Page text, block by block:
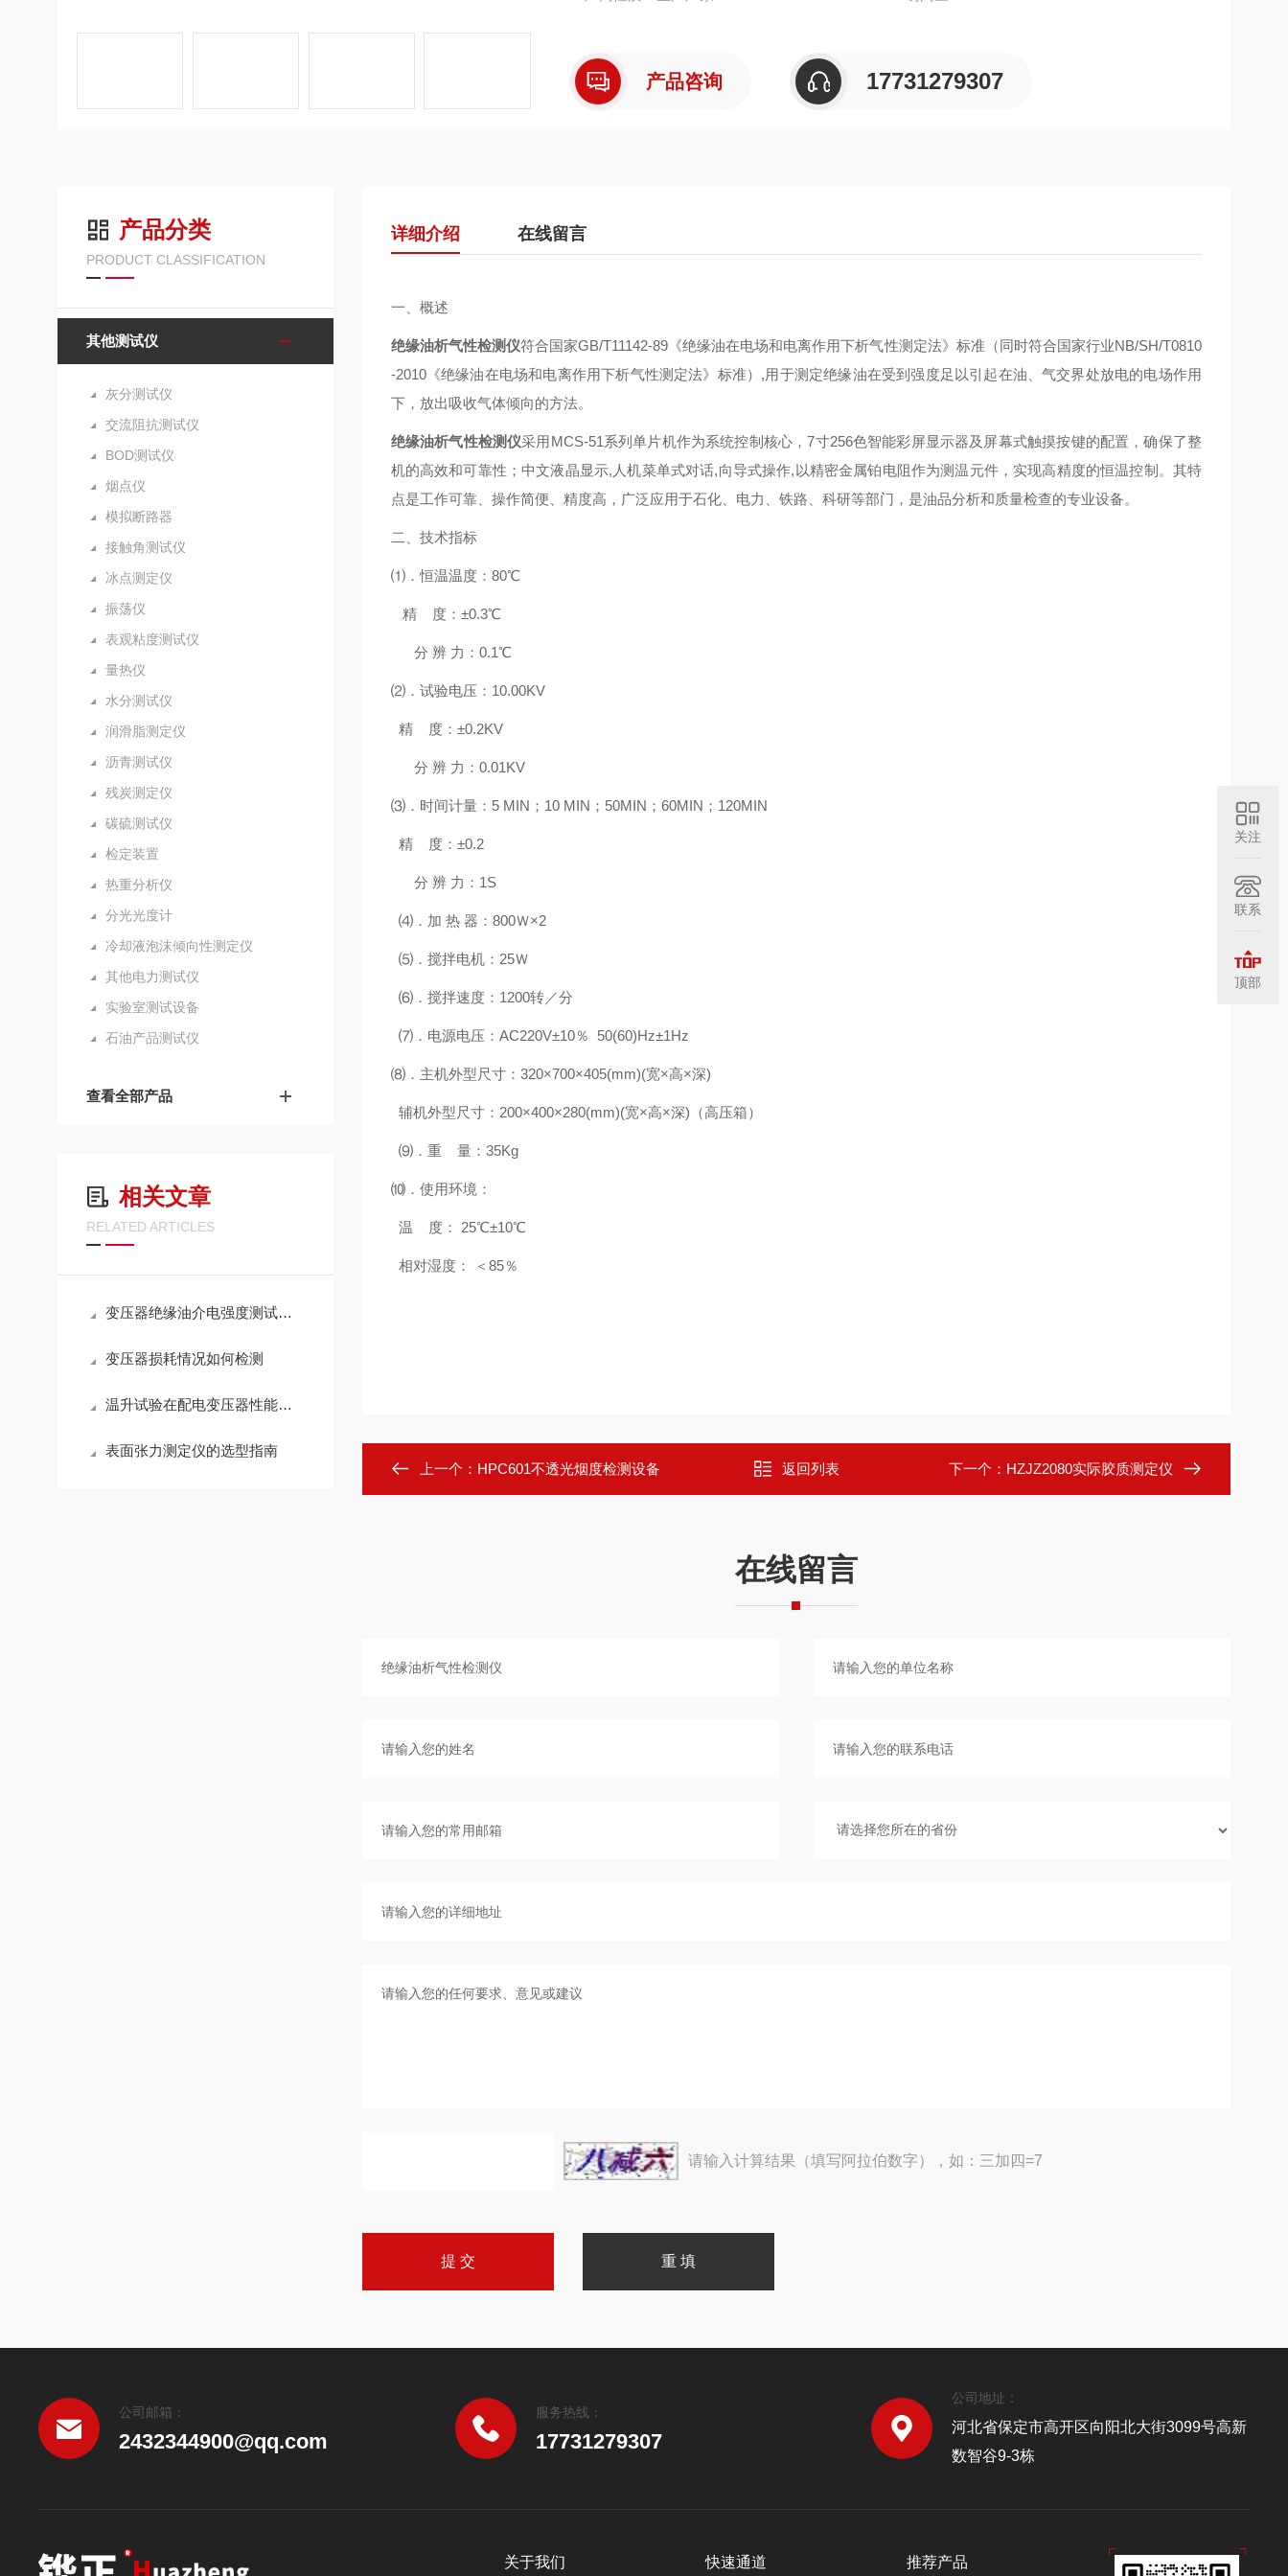
产品咨询 17731279307
产品分类
PRODUCT CLASSIFICATION
其他测试仪
灰分测试仪
交流阻抗测试仪
BOD测试仪
烟点仪
模拟断路器
接触角测试仪
冰点测定仪
振荡仪
表观粘度测试仪
量热仪
水分测试仪
润滑脂测定仪
沥青测试仪
残炭测定仪
碳硫测试仪
检定装置
热重分析仪
分光光度计
冷却液泡沫倾向性测定仪
其他电力测试仪
实验室测试设备
石油产品测试仪
查看全部产品
相关文章
RELATED ARTICLES
变压器绝缘油介电强度测试影响因素与规范操作
变压器损耗情况如何检测
温升试验在配电变压器性能检测中的关键作用
表面张力测定仪的选型指南
详细介绍 在线留言
一、概述
绝缘油析气性检测仪符合国家GB/T11142-89《绝缘油在电场和电离作用下析气性测定法》标准（同时符合国家行业NB/SH/T0810
-2010《绝缘油在电场和电离作用下析气性测定法》标准）,用于测定绝缘油在受到强度足以引起在油、气交界处放电的电场作用
下，放出吸收气体倾向的方法。
绝缘油析气性检测仪采用MCS-51系列单片机作为系统控制核心，7寸256色智能彩屏显示器及屏幕式触摸按键的配置，确保了整
机的高效和可靠性；中文液晶显示,人机菜单式对话,向导式操作,以精密金属铂电阻作为测温元件，实现高精度的恒温控制。其特
点是工作可靠、操作简便、精度高，广泛应用于石化、电力、铁路、科研等部门，是油品分析和质量检查的专业设备。
二、技术指标
⑴．恒温温度：80℃
精 度：±0.3℃
分 辨 力：0.1℃
⑵．试验电压：10.00KV
精 度：±0.2KV
分 辨 力：0.01KV
⑶．时间计量：5 MIN；10 MIN；50MIN；60MIN；120MIN
精 度：±0.2
分 辨 力：1S
⑷．加 热 器：800Ｗ×2
⑸．搅拌电机：25Ｗ
⑹．搅拌速度：1200转／分
⑺．电源电压：AC220V±10％ 50(60)Hz±1Hz
⑻．主机外型尺寸：320×700×405(mm)(宽×高×深)
辅机外型尺寸：200×400×280(mm)(宽×高×深)（高压箱）
⑼．重 量：35Kg
⑽．使用环境：
温 度： 25℃±10℃
相对湿度： ＜85％
上一个： HPC601不透光烟度检测设备 返回列表 下一个： HZJZ2080实际胶质测定仪
在线留言
请输入计算结果（填写阿拉伯数字），如：三加四=7
公司邮箱：
2432344900@qq.com
服务热线：
17731279307
公司地址：
河北省保定市高开区向阳北大街3099号高新
数智谷9-3栋
关于我们 快速通道 推荐产品
关注
联系
顶部